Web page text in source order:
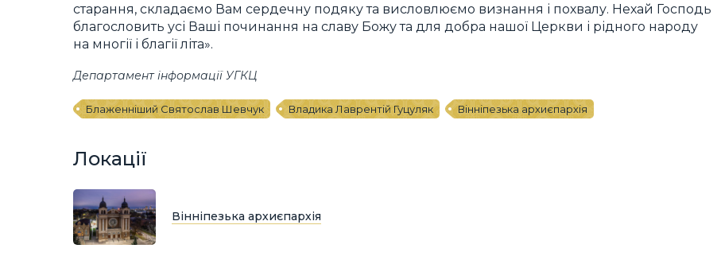
старання, складаємо Вам сердечну подяку та висловлюємо визнання і похвалу. Нехай Господь
благословить усі Ваші починання на славу Божу та для добра нашої Церкви і рідного народу
на многії і благії літа».
Департамент інформації УГКЦ
Блаженніший Святослав Шевчук Владика Лаврентій Гуцуляк Вінніпезька архиєпархія
Локації
Вінніпезька архиєпархія